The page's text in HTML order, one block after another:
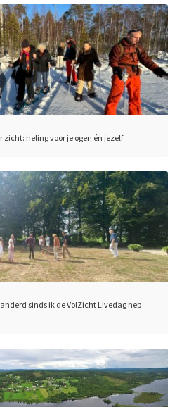
zicht: heling voor je ogen én jezelf
sinds ik de VolZicht Livedag heb